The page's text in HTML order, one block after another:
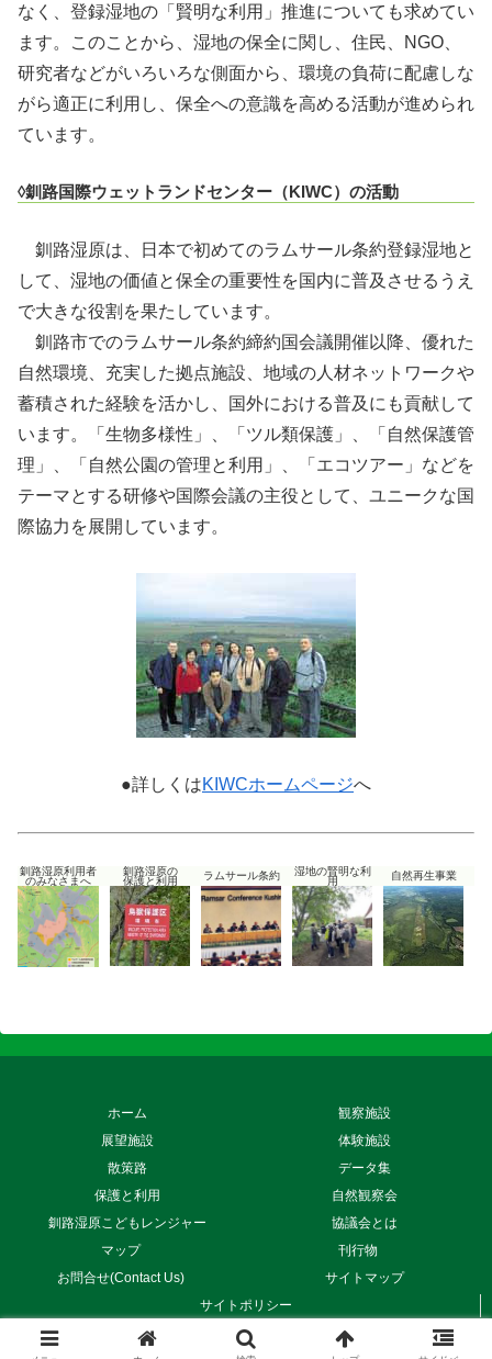
なく、登録湿地の「賢明な利用」推進についても求めてい
ます。このことから、湿地の保全に関し、住民、NGO、
研究者などがいろいろな側面から、環境の負荷に配慮しな
がら適正に利用し、保全への意識を高める活動が進められ
ています。
◊釧路国際ウェットランドセンター（KIWC）の活動
釧路湿原は、日本で初めてのラムサール条約登録湿地と
して、湿地の価値と保全の重要性を国内に普及させるうえ
で大きな役割を果たしています。
釧路市でのラムサール条約締約国会議開催以降、優れた
自然環境、充実した拠点施設、地域の人材ネットワークや
蓄積された経験を活かし、国外における普及にも貢献して
います。「生物多様性」、「ツル類保護」、「自然保護管
理」、「自然公園の管理と利用」、「エコツアー」などを
テーマとする研修や国際会議の主役として、ユニークな国
際協力を展開しています。
●詳しくはKIWCホームページへ
釧路湿原利用者
のみなさまへ
釧路湿原の
保護と利用
ラムサール条約
湿地の賢明な利
用
自然再生事業
ホーム
観察施設
展望施設
体験施設
散策路
データ集
保護と利用
自然観察会
釧路湿原こどもレンジャー
協議会とは
マップ
刊行物
お問合せ(Contact Us)
サイトマップ
サイトポリシー
Copyright © 2017 釧路湿原国立公園連絡協議会 All Rights Reserved.